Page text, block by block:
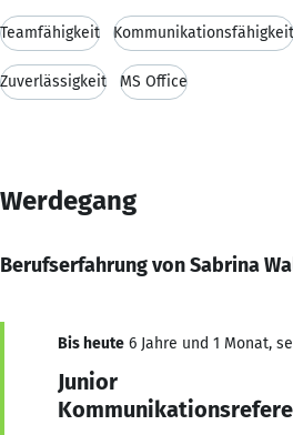
Teamfähigkeit Kommunikationsfähigkeit
Zuverlässigkeit MS Office
Werdegang
Berufserfahrung von Sabrina
Bis heute 6 Jahre und 1 Monat,
Junior